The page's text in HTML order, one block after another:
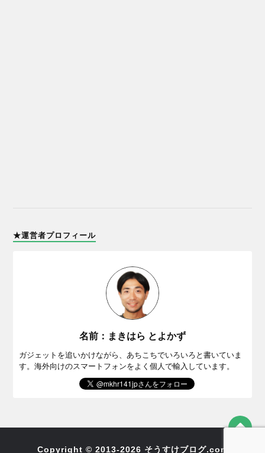
★運営者プロフィール
名前：まきはら とよかず
ガジェットを追いかけながら、あちこちでいろいろと書いていま
す。海外向けのスマートフォンをよく個人で輸入しています。
Copyright © 2013-2026 そうすけブログ.com